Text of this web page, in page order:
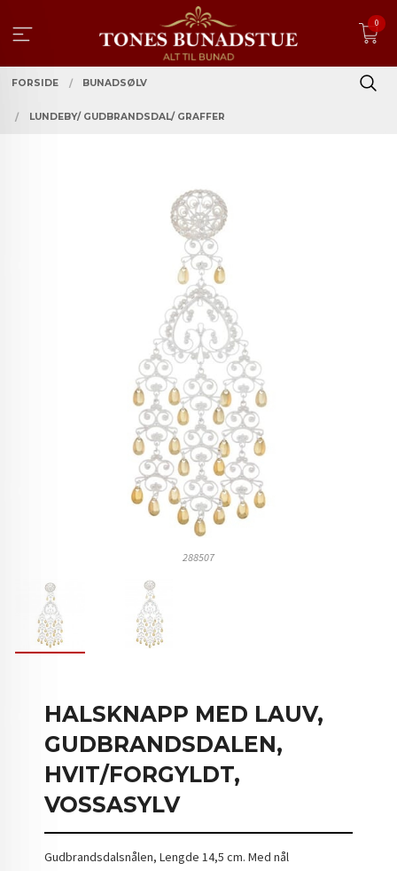
innholdet
0
FORSIDE BUNADSØLV
LUNDEBY/ GUDBRANDSDAL/ GRAFFER
288507
HALSKNAPP MED LAUV,
GUDBRANDSDALEN,
HVIT/FORGYLDT,
VOSSASYLV
Gudbrandsdalsnålen, Lengde 14,5 cm. Med nål